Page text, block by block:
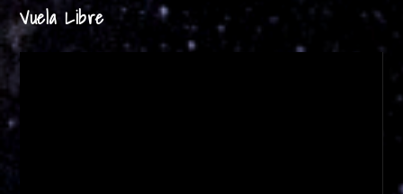
Vuela Libre
Reproductor
de